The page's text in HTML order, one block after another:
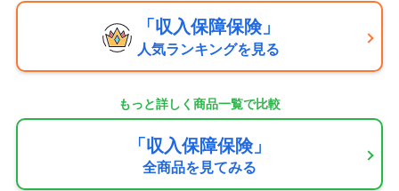
「収入保障保険」
人気ランキングを見る
もっと詳しく商品一覧で比較
「収入保障保険」
全商品を見てみる